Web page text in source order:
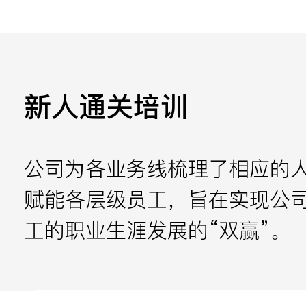
新人通关培训
公司为各业务线梳理了相应的
赋能各层级员工，旨在实现公
工的职业生涯发展的“双赢”。